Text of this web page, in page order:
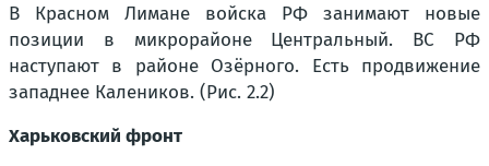
В Красном Лимане войска РФ занимают новые
позиции в микрорайоне Центральный. ВС РФ
наступают в районе Озёрного. Есть продвижение
западнее Калеников. (Рис. 2.2)
Харьковский фронт